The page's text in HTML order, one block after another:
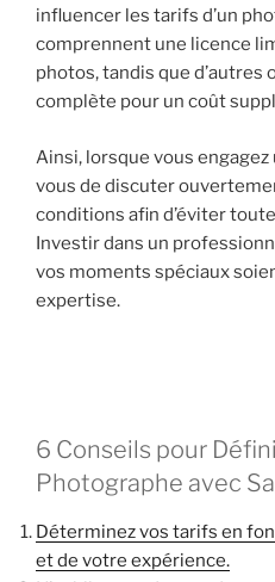
influencer les tarifs d’un
comprennent une licence
photos, tandis que
complète pour un coût
Ainsi, lorsque vous
vous de discuter
conditions afin d’éviter
Investir dans un
vos moments spéciaux
expertise.
6 Conseils pour
Photographe avec
Déterminez vos tarifs en
et de votre expérience.